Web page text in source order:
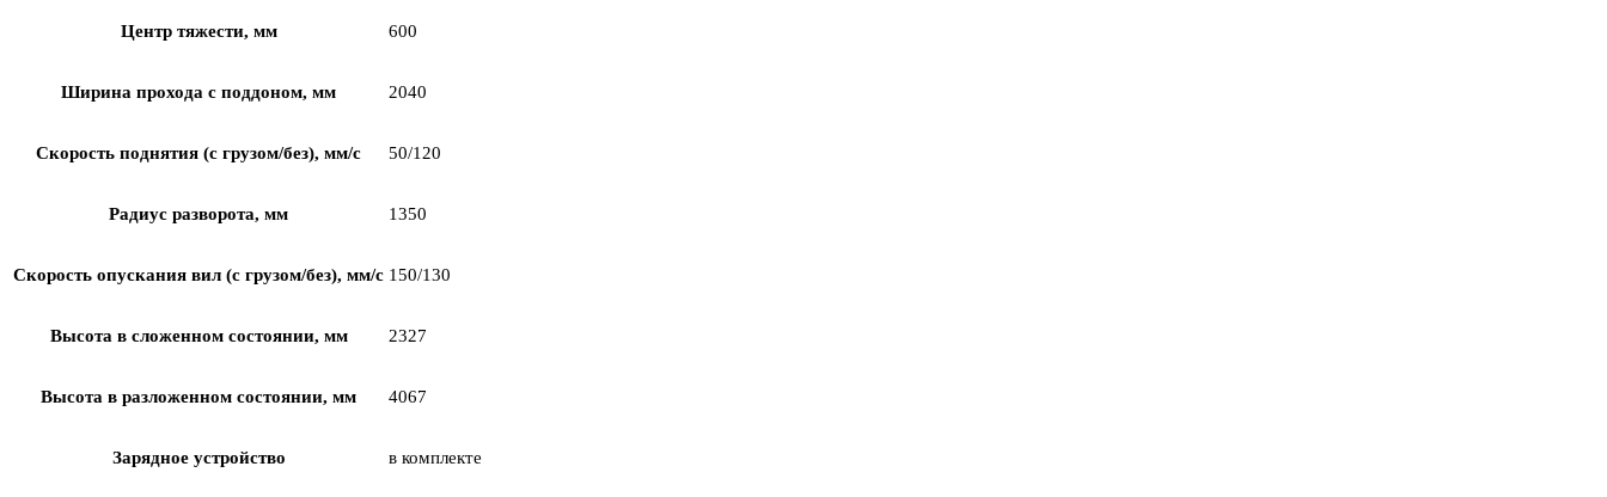
Центр тяжести, мм 600
Ширина прохода с поддоном, мм 2040
Скорость поднятия (с грузом/без), мм/с 50/120
Радиус разворота, мм 1350
Скорость опускания вил (с грузом/без), мм/с 150/130
Высота в сложенном состоянии, мм 2327
Высота в разложенном состоянии, мм 4067
Зарядное устройство в комплекте